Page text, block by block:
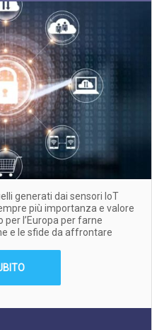
generati dai sensori IoT
più importanza e valore
l’Europa per farne
e le sfide da affrontare